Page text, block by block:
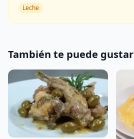
Leche
También te puede gustar